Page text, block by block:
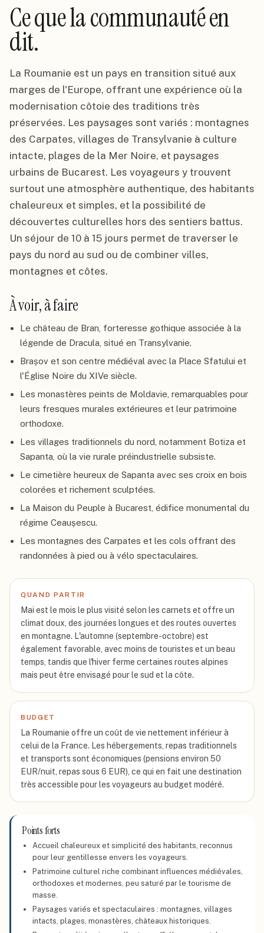
Ce que la communauté en
dit.
La Roumanie est un pays en transition situé aux
marges de l'Europe, offrant une expérience où la
modernisation côtoie des traditions très
préservées. Les paysages sont variés : montagnes
des Carpates, villages de Transylvanie à culture
intacte, plages de la Mer Noire, et paysages
urbains de Bucarest. Les voyageurs y trouvent
surtout une atmosphère authentique, des habitants
chaleureux et simples, et la possibilité de
découvertes culturelles hors des sentiers battus.
Un séjour de 10 à 15 jours permet de traverser le
pays du nord au sud ou de combiner villes,
montagnes et côtes.
À voir, à faire
Le château de Bran, forteresse gothique associée à la
légende de Dracula, situé en Transylvanie.
Brașov et son centre médiéval avec la Place Sfatului et
l'Église Noire du XIVe siècle.
Les monastères peints de Moldavie, remarquables pour
leurs fresques murales extérieures et leur patrimoine
orthodoxe.
Les villages traditionnels du nord, notamment Botiza et
Sapanta, où la vie rurale préindustrielle subsiste.
Le cimetière heureux de Sapanta avec ses croix en bois
colorées et richement sculptées.
La Maison du Peuple à Bucarest, édifice monumental du
régime Ceaușescu.
Les montagnes des Carpates et les cols offrant des
randonnées à pied ou à vélo spectaculaires.
QUAND PARTIR
Mai est le mois le plus visité selon les carnets et offre un
climat doux, des journées longues et des routes ouvertes
en montagne. L'automne (septembre-octobre) est
également favorable, avec moins de touristes et un beau
temps, tandis que l'hiver ferme certaines routes alpines
mais peut être envisagé pour le sud et la côte.
BUDGET
La Roumanie offre un coût de vie nettement inférieur à
celui de la France. Les hébergements, repas traditionnels
et transports sont économiques (pensions environ 50
EUR/nuit, repas sous 6 EUR), ce qui en fait une destination
très accessible pour les voyageurs au budget modéré.
Points forts
Accueil chaleureux et simplicité des habitants, reconnus
pour leur gentillesse envers les voyageurs.
Patrimoine culturel riche combinant influences médiévales,
orthodoxes et modernes, peu saturé par le tourisme de
masse.
Paysages variés et spectaculaires : montagnes, villages
intacts, plages, monastères, châteaux historiques.